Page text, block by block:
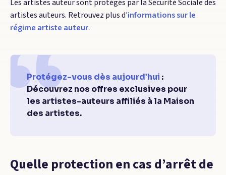
Les artistes auteur sont protégés par la Sécurité Sociale des
artistes auteurs. Retrouvez plus d'informations sur le
régime artiste auteur.
Protégez-vous dès aujourd’hui :
Découvrez nos offres exclusives pour
les artistes-auteurs affiliés à la Maison
des artistes.
Quelle protection en cas d’arrêt de